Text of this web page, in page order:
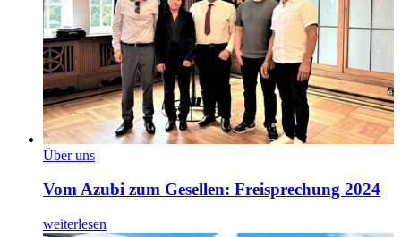
Über uns
Vom Azubi zum Gesellen: Freisprechung 2024
weiterlesen